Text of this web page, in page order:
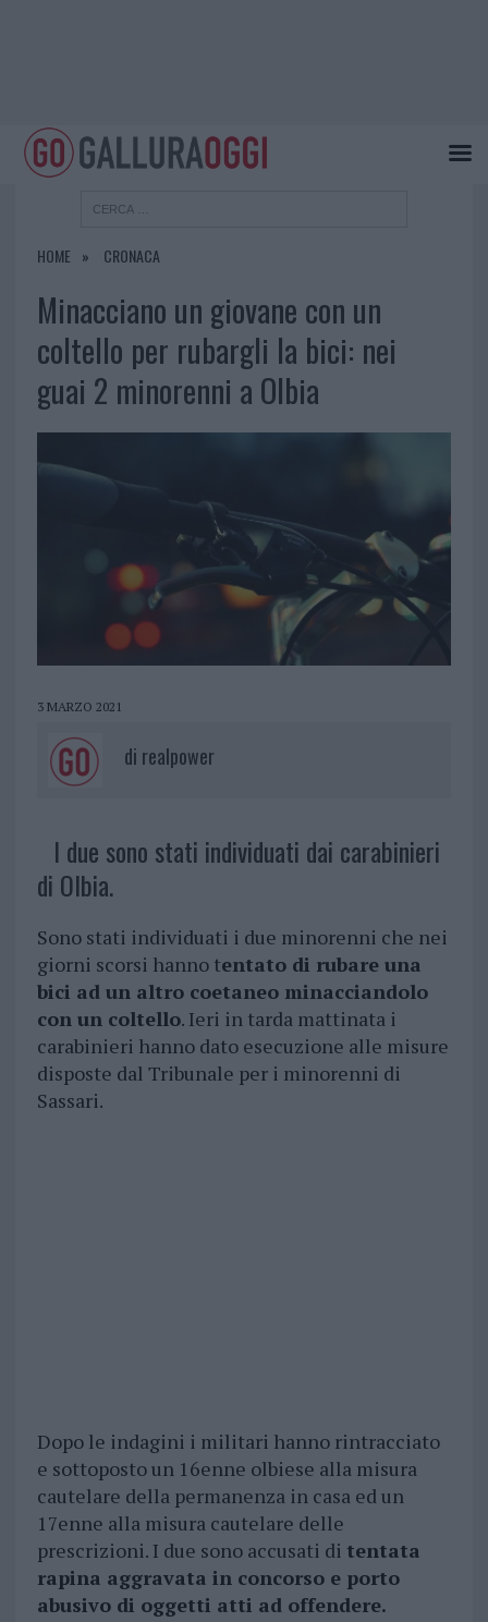
HOME CRONACA
Minacciano un giovane con un
coltello per rubargli la bici: nei
guai 2 minorenni a Olbia
3 MARZO 2021
di realpower
I due sono stati individuati dai carabinieri
di Olbia.
Sono stati individuati i due minorenni che nei
giorni scorsi hanno tentato di rubare una
bici ad un altro coetaneo minacciandolo
con un coltello. Ieri in tarda mattinata i
carabinieri hanno dato esecuzione alle misure
disposte dal Tribunale per i minorenni di
Sassari.
Dopo le indagini i militari hanno rintracciato
e sottoposto un 16enne olbiese alla misura
cautelare della permanenza in casa ed un
17enne alla misura cautelare delle
prescrizioni. I due sono accusati di tentata
rapina aggravata in concorso e porto
abusivo di oggetti atti ad offendere.